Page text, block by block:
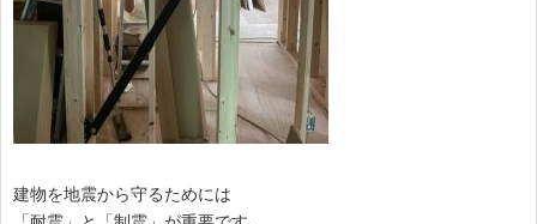
建物を地震から守るためには